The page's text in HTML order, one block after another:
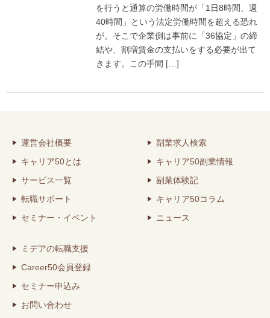
を行うと通算の労働時間が「1日8時間、週
40時間」という法定労働時間を超える恐れ
が。そこで企業側は事前に「36協定」の締
結や、割増賃金の支払いをする必要が出て
きます。この手間 […]
運営会社概要
キャリア50とは
サービス一覧
転職サポート
セミナー・イベント
副業求人検索
キャリア50副業情報
副業体験記
キャリア50コラム
ニュース
ミデアの転職支援
Career50会員登録
セミナー申込み
お問い合わせ